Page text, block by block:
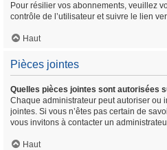
Pour résilier vos abonnements, veuillez
contrôle de l’utilisateur et suivre le lien
Haut
Pièces jointes
Quelles pièces jointes sont autorisées
Chaque administrateur peut autoriser ou
jointes. Si vous n’êtes pas certain de
vous invitons à contacter un
Haut